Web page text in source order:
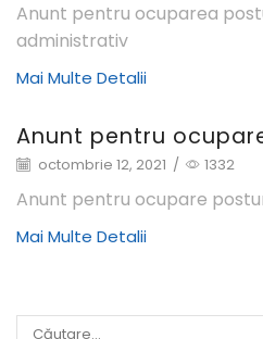
Anunt pentru ocuparea
administrativ
Mai Multe Detalii
Anunt pentru
octombrie 12, 2021 / 1332
Anunt pentru ocupare
Mai Multe Detalii